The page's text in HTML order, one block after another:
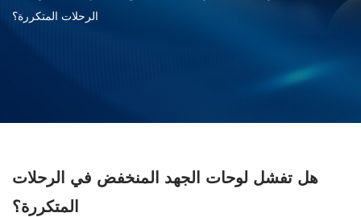
الرحلات المتكررة؟
هل تفشل لوحات الجهد المنخفض في الرحلات
المتكررة؟